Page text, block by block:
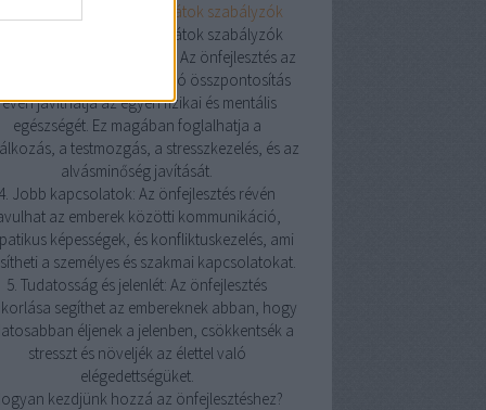
Honeywell helyiségtermosztátok szabályzók
Honeywell helyiségtermosztátok szabályzók
Pozitív hatás az egészségre: Az önfejlesztés az
életmódra való összpontosítás
javíthatja az egyén fizikai és mentális
egészségét. Ez magában foglalhatja a
a testmozgás, a stresszkezelés, és az
alvásminőség javítását.
4. Jobb kapcsolatok: Az önfejlesztés révén
az emberek közötti kommunikáció,
képességek, és konfliktuskezelés, ami
a személyes és szakmai kapcsolatokat.
5. Tudatosság és jelenlét: Az önfejlesztés
segíthet az embereknek abban, hogy
éljenek a jelenben, csökkentsék a
stresszt és növeljék az élettel való
elégedettségüket.
kezdjünk hozzá az önfejlesztéshez?